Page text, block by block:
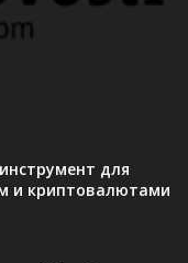
для
и криптовалютами